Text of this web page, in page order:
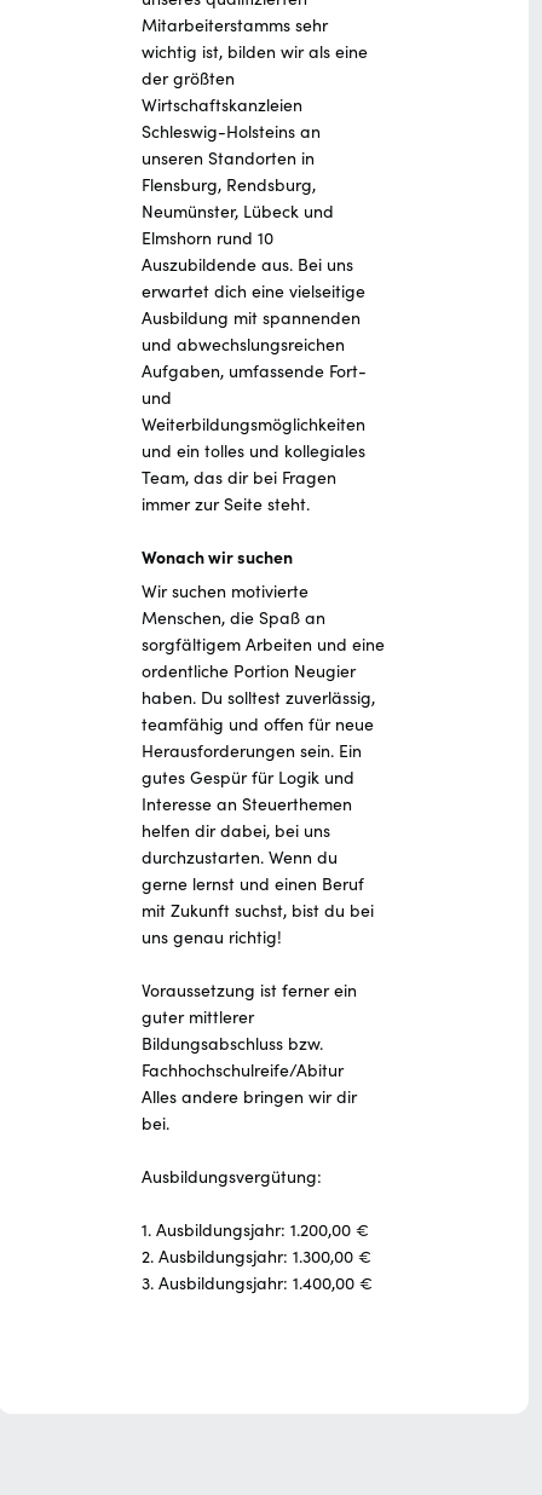
Mitarbeiterstamms sehr
wichtig ist, bilden wir als eine
der größten
Wirtschaftskanzleien
Schleswig-Holsteins an
unseren Standorten in
Flensburg, Rendsburg,
Neumünster, Lübeck und
Elmshorn rund 10
Auszubildende aus. Bei uns
erwartet dich eine vielseitige
Ausbildung mit spannenden
und abwechslungsreichen
Aufgaben, umfassende Fort-
und
Weiterbildungsmöglichkeiten
und ein tolles und kollegiales
Team, das dir bei Fragen
immer zur Seite steht.
Wonach wir suchen
Wir suchen motivierte
Menschen, die Spaß an
sorgfältigem Arbeiten und eine
ordentliche Portion Neugier
haben. Du solltest zuverlässig,
teamfähig und offen für neue
Herausforderungen sein. Ein
gutes Gespür für Logik und
Interesse an Steuerthemen
helfen dir dabei, bei uns
durchzustarten. Wenn du
gerne lernst und einen Beruf
mit Zukunft suchst, bist du bei
uns genau richtig!
Voraussetzung ist ferner ein
guter mittlerer
Bildungsabschluss bzw.
Fachhochschulreife/Abitur
Alles andere bringen wir dir
bei.
Ausbildungsvergütung:
1. Ausbildungsjahr: 1.200,00 €
2. Ausbildungsjahr: 1.300,00 €
3. Ausbildungsjahr: 1.400,00 €